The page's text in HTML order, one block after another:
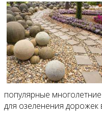
популярные
для озеленения дорожек